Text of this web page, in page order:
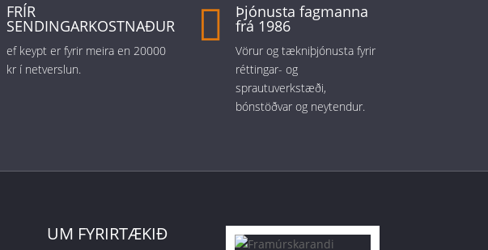
FRÍR
SENDINGARKOSTNAÐUR
ef keypt er fyrir meira en 20000
kr í netverslun.
 Þjónusta fagmanna
frá 1986
Vörur og tækniþjónusta fyrir
réttingar- og
sprautuverkstæði,
bónstöðvar og neytendur.
UM FYRIRTÆKIÐ